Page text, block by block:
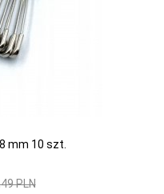
mm 10 szt.
PLN